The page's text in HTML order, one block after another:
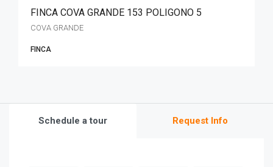
FINCA COVA GRANDE 153 POLIGONO 5
COVA GRANDE
FINCA
Schedule a tour Request Info